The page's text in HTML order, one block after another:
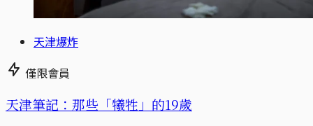
天津爆炸
僅限會員
天津筆記：那些「犧牲」的19歲